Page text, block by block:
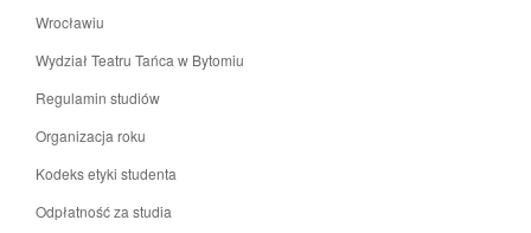
Wrocławiu
Wydział Teatru Tańca w Bytomiu
Regulamin studiów
Organizacja roku
Kodeks etyki studenta
Odpłatność za studia